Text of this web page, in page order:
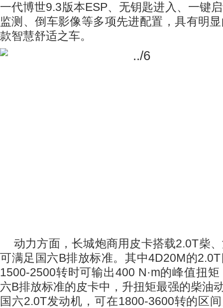
一代博世9.3版本ESP、无钥匙进入、一键
监测、倒车影像等多项先进配置，具有明
款智慧舒适之车。
动力方面，长城炮商用皮卡搭载2.0T柴
可满足国六B排放标准。其中4D20M的2.0T
1500-2500转时可输出400 N·m的峰值扭
六B排放标准的皮卡中， 升扭矩最强的柴油
国六2.0T发动机，可在1800-3600转的区